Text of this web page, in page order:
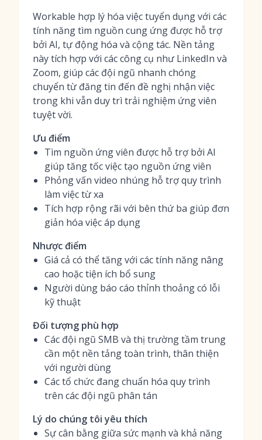
Workable hợp lý hóa việc tuyển dụng với các
tính năng tìm nguồn cung ứng được hỗ trợ
bởi AI, tự động hóa và cộng tác. Nền tảng
này tích hợp với các công cụ như LinkedIn và
Zoom, giúp các đội ngũ nhanh chóng
chuyển từ đăng tin đến đề nghị nhận việc
trong khi vẫn duy trì trải nghiệm ứng viên
tuyệt vời.
Ưu điểm
Tìm nguồn ứng viên được hỗ trợ bởi AI
giúp tăng tốc việc tạo nguồn ứng viên
Phỏng vấn video nhúng hỗ trợ quy trình
làm việc từ xa
Tích hợp rộng rãi với bên thứ ba giúp đơn
giản hóa việc áp dụng
Nhược điểm
Giá cả có thể tăng với các tính năng nâng
cao hoặc tiện ích bổ sung
Người dùng báo cáo thỉnh thoảng có lỗi
kỹ thuật
Đối tượng phù hợp
Các đội ngũ SMB và thị trường tầm trung
cần một nền tảng toàn trình, thân thiện
với người dùng
Các tổ chức đang chuẩn hóa quy trình
trên các đội ngũ phân tán
Lý do chúng tôi yêu thích
Sự cân bằng giữa sức mạnh và khả năng